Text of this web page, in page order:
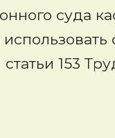
суда
153